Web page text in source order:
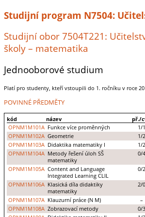
Studijní program N7504:
Studijní obor 7504T221:
školy – matematika
Jednooborové studium
Platí pro studenty, kteří vstoupili do 1. ročníku v roce
POVINNÉ PŘEDMĚTY
kód název př./
OPNM1M101A Funkce více proměnných 1/1
OPNM1M102A Geometrie 1/2
OPNM1M103A Didaktika matematiky I 1/2
OPNM1M104A Metody řešení úloh SŠ
matematiky
0/4
OPNM1M105A Content and Language
Integrated Learning CLIL
0/2
OPNM1M106A Klasická díla didaktiky
matematiky
2/0
OPNM1M107A Klauzurní práce (N M) –
OPNM1M108A Zobrazovací metody 0/3